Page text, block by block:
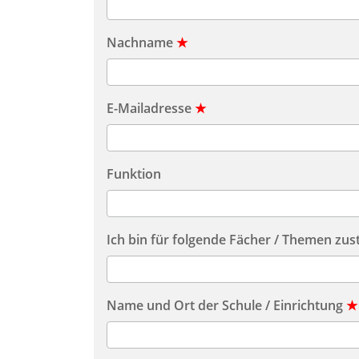
Nachname★
E-Mailadresse★
Funktion
Ich bin für folgende Fächer / Themen
Name und Ort der Schule / Einrichtung★